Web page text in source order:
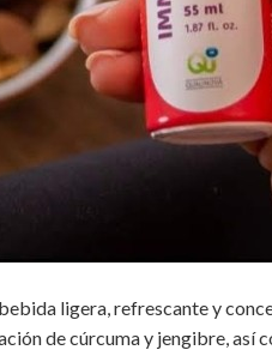
ligera, refrescante y
de cúrcuma y jengibre, así